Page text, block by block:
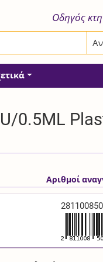
Οδηγός
0.5ML
Αριθμοί